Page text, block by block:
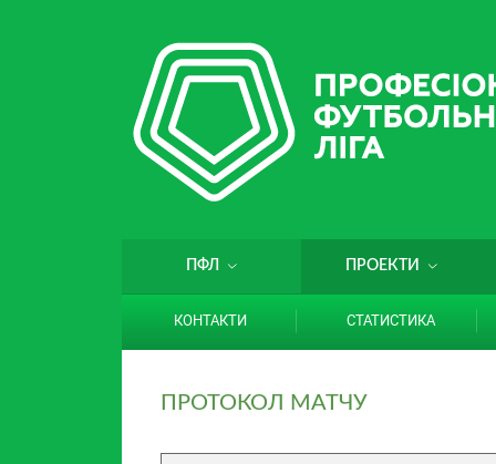
ПФЛ ПРОЕКТИ
КОНТАКТИ СТАТИСТИКА
ПРОТОКОЛ МАТЧУ